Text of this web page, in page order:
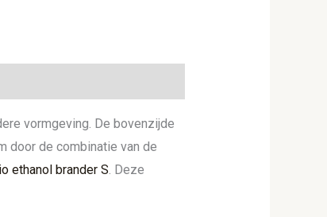
vormgeving. De bovenzijde
door de combinatie van de
ethanol brander S . Deze